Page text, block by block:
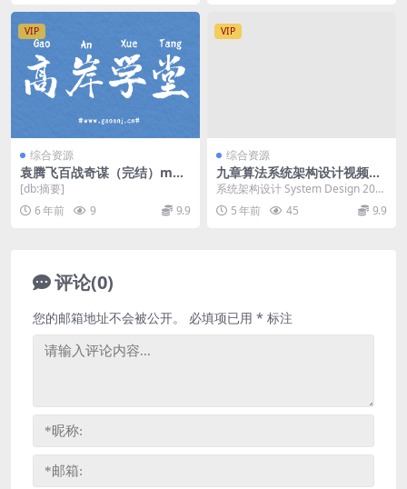
VIP
综合资源
袁腾飞百战奇谋（完结）mp3
音频 百度网盘
[db:摘要]
6 年前
9 9.9
VIP
综合资源
九章算法系统架构设计视频资
源（2021年最新版本）
系统架构设计 System Design 202
1 版想成为百万架构师必学课程，...
5 年前 45 9.9
评论(0)
您的邮箱地址不会被公开。 必填项已用 * 标注